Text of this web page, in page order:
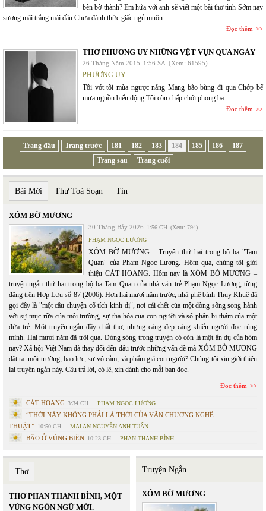
bên bờ thành? Em hứa với anh sẽ viết một bài thơ tình Sớm nay
sương mãi trắng mái đầu Chưa đánh thức giấc ngủ muộn
Đọc thêm
THƠ PHƯƠNG UY NHỮNG VỆT VỤN QUA NGÀY
26 Tháng Năm 2015 1:56 SA (Xem: 61595)
PHƯƠNG UY
Tôi vớt tôi mùa ngược nắng Mang bão bùng đi qua Chớp bể
mưa nguồn biến động Tôi còn chấp chới phong ba
Đọc thêm
Trang đầu Trang trước 181 182 183 184 185 186
187
Trang sau
Trang cuối
Bài Mới Thư Toà Soạn Tin
XÓM BỜ MƯƠNG
30 Tháng Bảy 2026 1:56 CH (Xem: 794)
PHẠM NGỌC LƯƠNG
XÓM BỜ MƯƠNG – Truyện thứ hai trong bộ ba "Tam
Quan" của Phạm Ngọc Lương. Hôm qua, chúng tôi giới
thiệu CÁT HOANG. Hôm nay là XÓM BỜ MƯƠNG –
truyện ngắn thứ hai trong bộ ba Tam Quan của nhà văn trẻ Phạm Ngọc Lương, từng
đăng trên Hợp Lưu số 87 (2006). Hơn hai mươi năm trước, nhà phê bình Thụy Khuê đã
gọi đây là "một câu chuyện cổ tích kinh dị", nơi cái chết của một dòng sông song hành
với sự mục rữa của môi trường, sự tha hóa của con người và số phận bi thảm của một
đứa trẻ. Một truyện ngắn đầy chất thơ, nhưng càng đẹp càng khiến người đọc rùng
mình. Hai mươi năm đã trôi qua. Dòng sông trong truyện có còn là một ẩn dụ của hôm
nay? Xã hội Việt Nam đã thay đổi đến đâu trước những vấn đề mà XÓM BỜ MƯƠNG
đặt ra: môi trường, bạo lực, sự vô cảm, và phẩm giá con người? Chúng tôi xin giới thiệu
lại truyện ngắn này. Câu trả lời, có lẽ, xin dành cho mỗi bạn đọc.
Đọc thêm
CÁT HOANG 3:34 CH PHẠM NGỌC LƯƠNG
“THỜI NÀY KHÔNG PHẢI LÀ THỜI CỦA VĂN CHƯƠNG NGHỆ
THUẬT” 10:50 CH MAI AN NGUYỄN ANH TUẤN
BÃO Ở VÙNG BIÊN 10:23 CH PHAN THANH BÌNH
Thơ
THƠ PHAN THANH BÌNH, MỘT
VÙNG NGÔN NGỮ MỚI.
Truyện Ngắn
XÓM BỜ MƯƠNG